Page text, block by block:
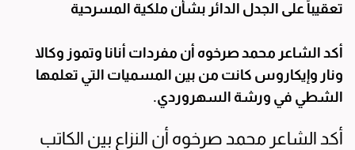
تعقيباً على الجدل الدائر بشأن ملكية المسرحية
أكد الشاعر محمد صرخوه أن مفردات أنانا وتموز وكالا
ونار وإيكاروس كانت من بين المسميات التي تعلمها
الشطي في ورشة السهروردي.
أكد الشاعر محمد صرخوه أن النزاع بين الكاتب